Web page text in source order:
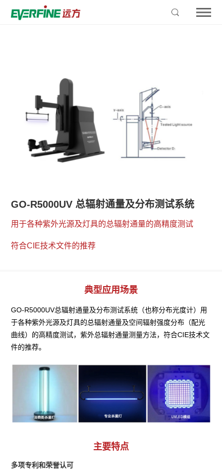
GO-R5000UV 总辐射通量及分布测试系统
用于各种紫外光源及灯具的总辐射通量的高精度测试
符合CIE技术文件的推荐
典型应用场景
GO-R5000UV总辐射通量及分布测试系统（也称分布光度计）用
于各种紫外光源及灯具的总辐射通量及空间辐射强度分布（配光
曲线）的高精度测试，紫外总辐射通量测量方法，符合CIE技术文
件的推荐。
主要特点
多项专利和荣誉认可